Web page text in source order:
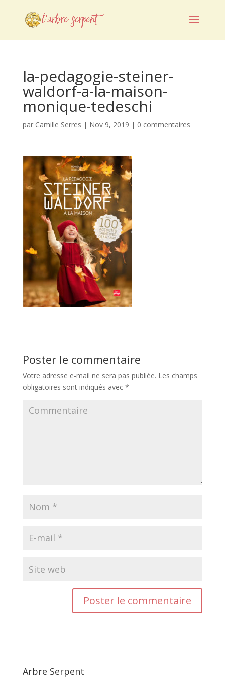
la-pedagogie-steiner-
waldorf-a-la-maison-
monique-tedeschi
par Camille Serres | Nov 9, 2019 | 0 commentaires
Poster le commentaire
Votre adresse e-mail ne sera pas publiée. Les champs
obligatoires sont indiqués avec *
Arbre Serpent